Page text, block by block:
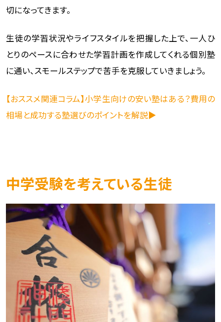
切になってきます。
生徒の学習状況やライフスタイルを把握した上で、一人ひ
とりのペースに合わせた学習計画を作成してくれる個別塾
に通い、スモールステップで苦手を克服していきましょう。
【おススメ関連コラム】小学生向けの安い塾はある？費用の
相場と成功する塾選びのポイントを解説▶
中学受験を考えている生徒